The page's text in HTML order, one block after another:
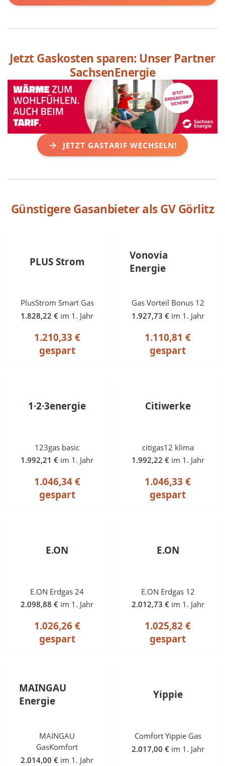
Jetzt Gaskosten sparen: Unser Partner
SachsenEnergie
JETZT GASTARIF WECHSELN!
Günstigere Gasanbieter alsGV Görlitz
PLUS Strom
PlusStrom Smart Gas
1.828,22 € im 1. Jahr
1.210,33 €
gespart
Vonovia
Energie
Gas Vorteil Bonus 12
1.927,73 € im 1. Jahr
1.110,81 €
gespart
1·2·3energie
123gas basic
1.992,21 € im 1. Jahr
1.046,34 €
gespart
Citiwerke
citigas12 klima
1.992,22 € im 1. Jahr
1.046,33 €
gespart
E.ON
E.ON Erdgas 24
2.098,88 € im 1. Jahr
1.026,26 €
gespart
E.ON
E.ON Erdgas 12
2.012,73 € im 1. Jahr
1.025,82 €
gespart
MAINGAU
Energie
MAINGAU
GasKomfort
2.014,00 € im 1. Jahr
Yippie
Comfort Yippie Gas
2.017,00 € im 1. Jahr